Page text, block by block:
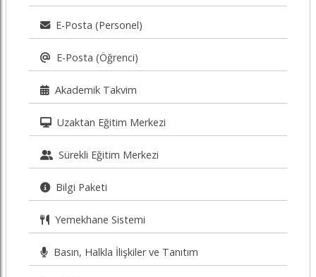
E-Posta (Personel)
E-Posta (Öğrenci)
Akademik Takvim
Uzaktan Eğitim Merkezi
Sürekli Eğitim Merkezi
Bilgi Paketi
Yemekhane Sistemi
Basın, Halkla İlişkiler ve Tanıtım